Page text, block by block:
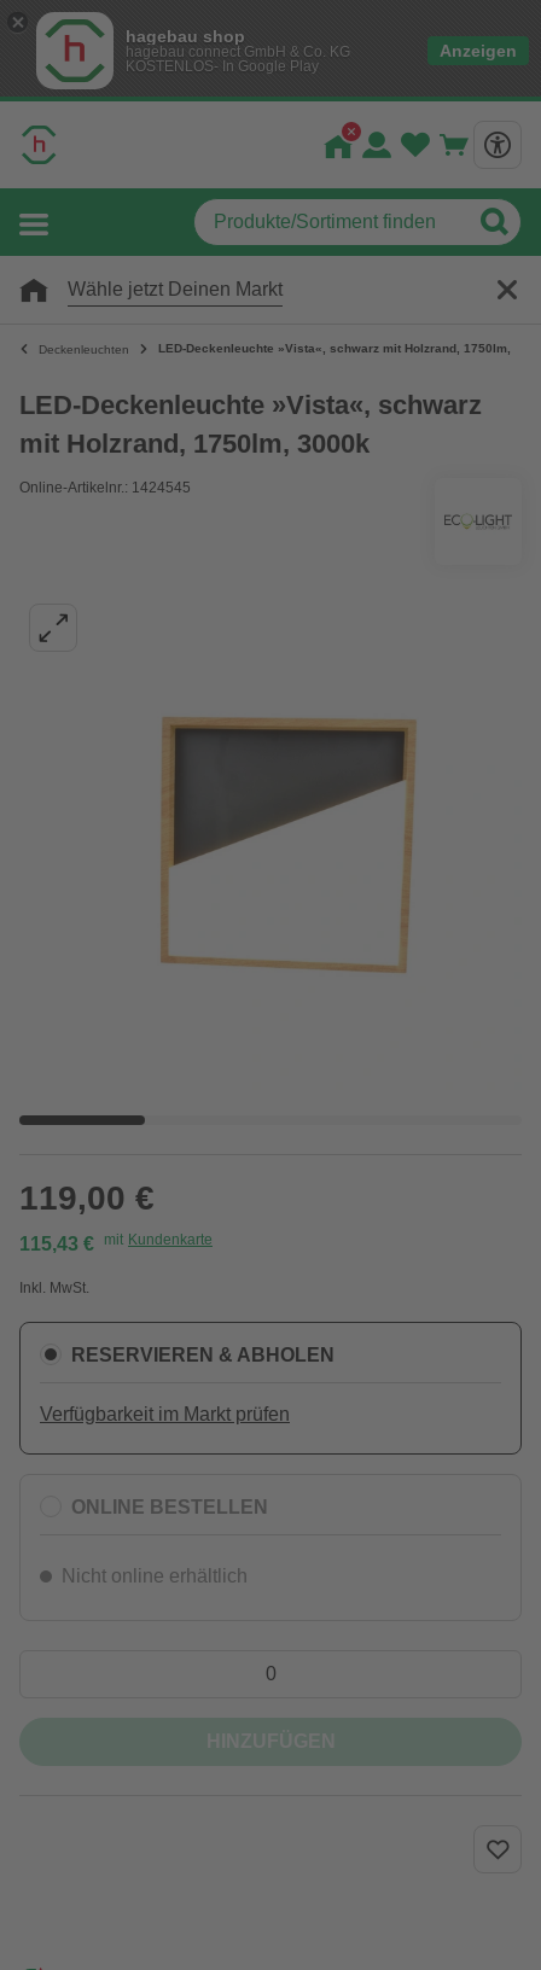
hagebau shop
hagebau connect GmbH & Co. KG
KOSTENLOS- In Google Play
Anzeigen
Wähle jetzt Deinen Markt
Deckenleuchten LED-Deckenleuchte »Vista«, schwarz mit Holzrand, 1750lm,
LED-Deckenleuchte »Vista«, schwarz
mit Holzrand, 1750lm, 3000k
Online-Artikelnr.: 1424545
119,00 €
115,43 € mit Kundenkarte
Inkl. MwSt.
RESERVIEREN & ABHOLEN
Verfügbarkeit im Markt prüfen
ONLINE BESTELLEN
Nicht online erhältlich